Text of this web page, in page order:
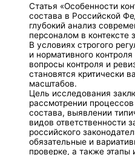
Статья «Особенности
состава в Российской
глубокий анализ
персоналом в контексте
В условиях строгого
и нормативного
вопросы контроля и
становятся критически
масштабов.
Цель исследования
рассмотрении
состава, выявлении
видов ответственности
российского
обязательные и
проверке, а также этапы